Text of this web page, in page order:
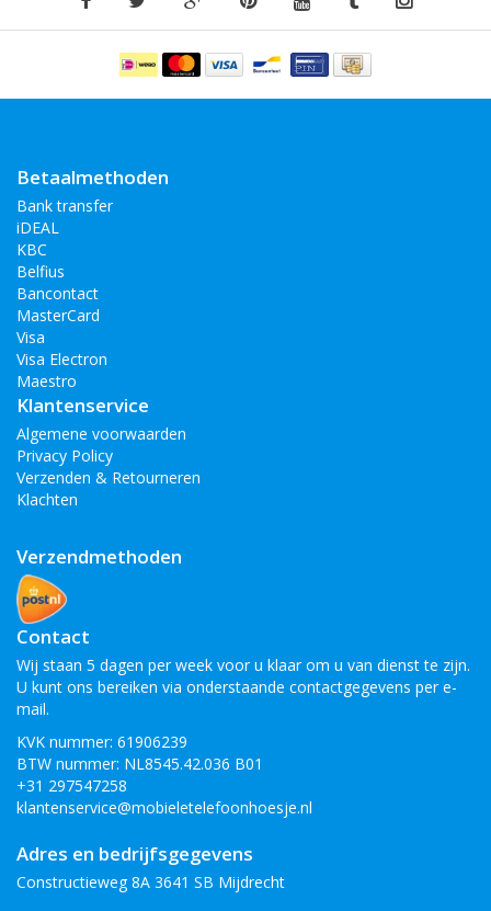
Betaalmethoden
Bank transfer
iDEAL
KBC
Belfius
Bancontact
MasterCard
Visa
Visa Electron
Maestro
Klantenservice
Algemene voorwaarden
Privacy Policy
Verzenden & Retourneren
Klachten
Verzendmethoden
Contact
Wij staan 5 dagen per week voor u klaar om u van dienst te zijn.
U kunt ons bereiken via onderstaande contactgegevens per e-
mail.
KVK nummer: 61906239
BTW nummer: NL8545.42.036 B01
+31 297547258
klantenservice@mobieletelefoonhoesje.nl
Adres en bedrijfsgegevens
Constructieweg 8A 3641 SB Mijdrecht